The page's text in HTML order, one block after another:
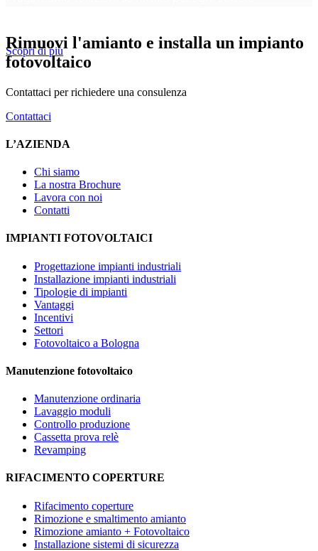
Scopri di più
Rimuovi l'amianto e installa un impianto
fotovoltaico
Contattaci per richiedere una consulenza
Contattaci
L’AZIENDA
Chi siamo
La nostra Brochure
Lavora con noi
Contatti
IMPIANTI FOTOVOLTAICI
Progettazione impianti industriali
Installazione impianti industriali
Tipologie di impianti
Vantaggi
Incentivi
Settori
Fotovoltaico a Bologna
Manutenzione fotovoltaico
Manutenzione ordinaria
Lavaggio moduli
Controllo produzione
Cassetta prova relè
Revamping
RIFACIMENTO COPERTURE
Rifacimento coperture
Rimozione e smaltimento amianto
Rimozione amianto + Fotovoltaico
Installazione sistemi di sicurezza